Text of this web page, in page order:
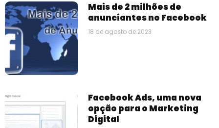
Mais de 2 milhões de
anunciantes no Facebook
18 de agosto de 2023
Facebook Ads, uma nova
opção para o Marketing
Digital